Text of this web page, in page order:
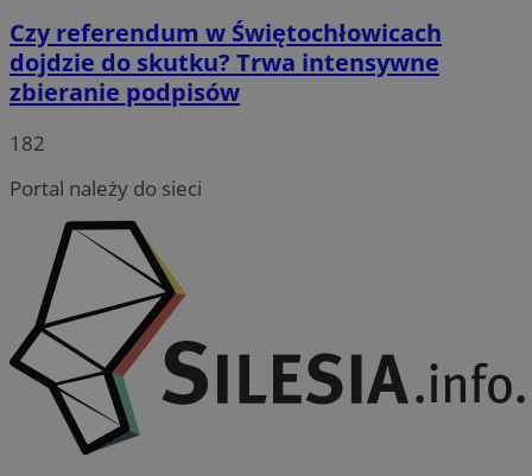
Czy referendum w Świętochłowicach
dojdzie do skutku? Trwa intensywne
zbieranie podpisów
182
Portal należy do sieci